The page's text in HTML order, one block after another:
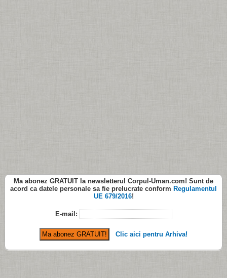
Ma abonez GRATUIT la newsletterul Corpul-Uman.com! Sunt de
acord ca datele personale sa fie prelucrate conform Regulamentul
UE 679/2016!
E-mail:
Clic aici pentru Arhiva!